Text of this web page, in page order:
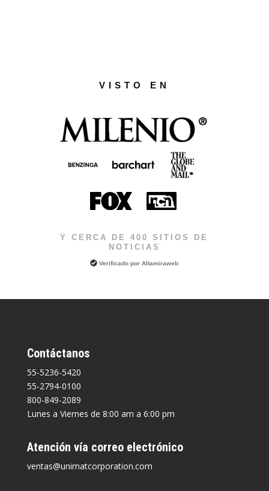
VISTO EN
Y CERCA DE 400 SITIOS DE
NOTICIAS
Verificado porAltamiraweb
Contáctanos
55-5236-5420
55-2794-0100
800-849-2089
Lunes a Viernes de 8:00 am a 6:00 pm
Atención vía correo electrónico
ventas@unimatcorporation.com